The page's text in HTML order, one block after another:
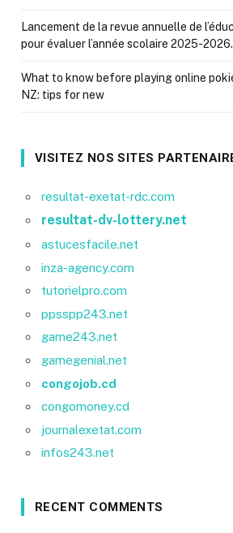
Lancement de la revue annuelle de
pour évaluer l’année scolaire 2025-2026.
What to know before playing online
NZ: tips for new
VISITEZ NOS SITES
resultat-exetat-rdc.com
resultat-dv-lottery.net
astucesfacile.net
inza-agency.com
tutorielpro.com
ppsspp243.net
game243.net
gamegenial.net
congojob.cd
congomoney.cd
journalexetat.com
infos243.net
RECENT COMMENTS